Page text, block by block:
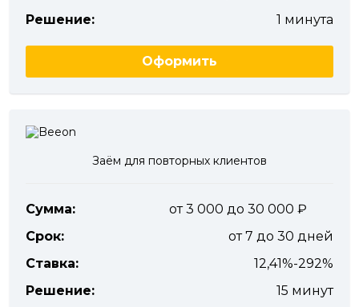
Решение:
1 минута
Оформить
Заём для повторных клиентов
Сумма:
от 3 000 до 30 000
Срок:
от 7 до 30 дней
Ставка:
12,41%-292%
Решение:
15 минут